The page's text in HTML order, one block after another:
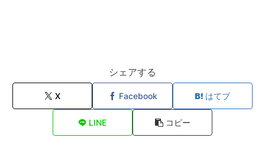
シェアする
X Facebook はてブ
LINE コピー